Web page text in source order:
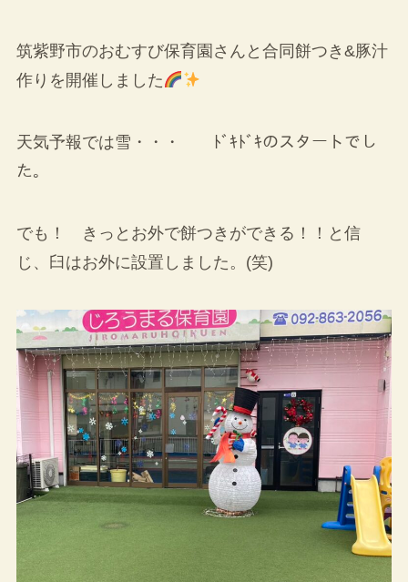
筑紫野市のおむすび保育園さんと合同餅つき&豚汁
作りを開催しました
天気予報では雪・・・ ﾄﾞｷﾄﾞｷのスタートでし
た。
でも！ きっとお外で餅つきができる！！と信
じ、臼はお外に設置しました。(笑)